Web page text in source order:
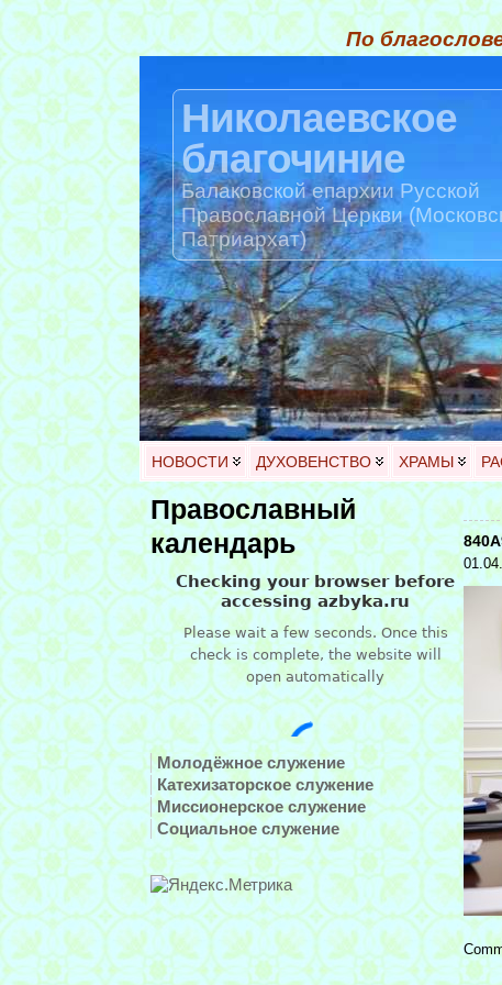
По
Николаевское
благочиние
Балаковской епархии Русской
Православной Церкви
Патриархат)
НОВОСТИ ДУХОВЕНСТВО ХРАМЫ
Православный
календарь
Молодёжное служение
Катехизаторское служение
Миссионерское служение
Социальное служение